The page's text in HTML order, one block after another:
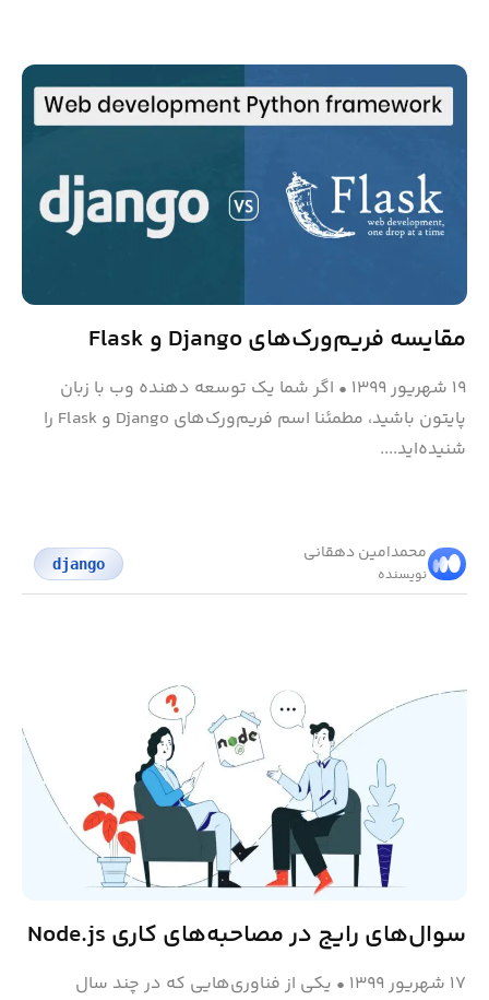
مقایسه فریم‌ورک‌های Django و Flask
۱۹ شهریور ۱۳۹۹ • اگر شما یک توسعه دهنده وب با زبان
پایتون باشید، مطمئنا اسم فریم‌ورک‌های Django و Flask را
شنیده‌اید....
محمد‌امین دهقانی
نویسنده
django
سوال‌های رایج در مصاحبه‌های کاری Node.js
۱۷ شهریور ۱۳۹۹ • یکی از فناوری‌هایی که در چند سال